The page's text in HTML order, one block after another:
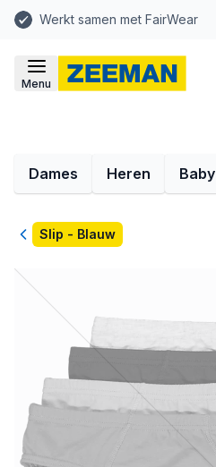
Werkt samen met FairWear
Menu
Dames Heren Baby
TerugSlip - Blauw